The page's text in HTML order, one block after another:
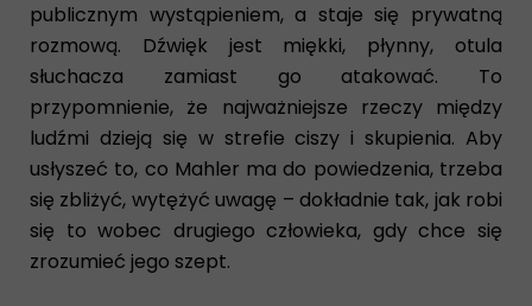
publicznym wystąpieniem, a staje się prywatną
rozmową. Dźwięk jest miękki, płynny, otula
słuchacza zamiast go atakować. To
przypomnienie, że najważniejsze rzeczy między
ludźmi dzieją się w strefie ciszy i skupienia. Aby
usłyszeć to, co Mahler ma do powiedzenia, trzeba
się zbliżyć, wytężyć uwagę – dokładnie tak, jak robi
się to wobec drugiego człowieka, gdy chce się
zrozumieć jego szept.